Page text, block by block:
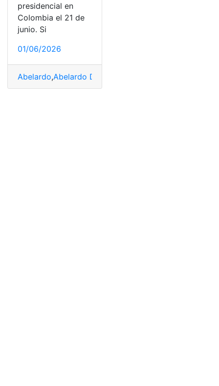
presidencial en
Colombia el 21 de
junio. Si
01/06/2026
Abelardo,Abelardo De la Espriella